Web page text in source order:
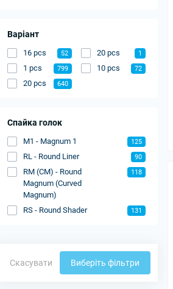
Варіант
16 pcs 52 20 pcs 1
1 pcs 799 10 pcs 72
20 pcs 640
Спайка голок
M1 - Magnum 1 125
RL - Round Liner 90
RM (CM) - Round
Magnum (Curved
Magnum)
118
RS - Round Shader 131
Скасувати Виберіть фільтри